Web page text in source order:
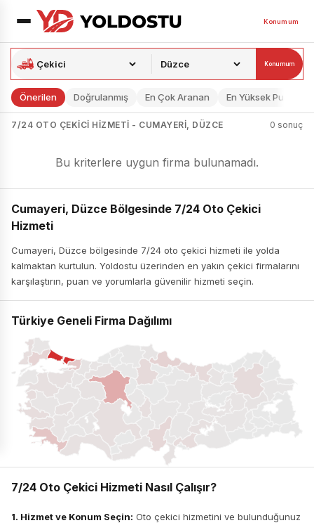
Konumum
Konumum
Önerilen Doğrulanmış En Çok Aranan En Yüksek Puan
7/24 OTO ÇEKICI HIZMETI - CUMAYERI, DÜZCE 0 sonuç
Bu kriterlere uygun firma bulunamadı.
Cumayeri, Düzce Bölgesinde 7/24 Oto Çekici
Hizmeti
Cumayeri, Düzce bölgesinde 7/24 oto çekici hizmeti ile yolda
kalmaktan kurtulun. Yoldostu üzerinden en yakın çekici firmalarını
karşılaştırın, puan ve yorumlarla güvenilir hizmeti seçin.
Türkiye Geneli Firma Dağılımı
7/24 Oto Çekici Hizmeti Nasıl Çalışır?
1. Hizmet ve Konum Seçin: Oto çekici hizmetini ve bulunduğunuz